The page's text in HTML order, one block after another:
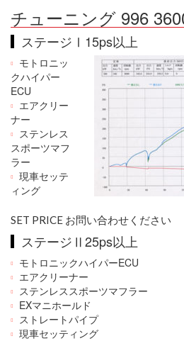
チューニング 996
ステージⅠ15ps以上
モトロニッ
クハイパー
ECU
エアクリー
ナー
ステンレス
スポーツマフ
ラー
現車セッテ
ィング
SET PRICE お問い合わせください
ステージⅡ25ps以上
モトロニックハイパーECU
エアクリーナー
ステンレススポーツマフラー
EXマニホールド
ストレートパイプ
現車セッティング